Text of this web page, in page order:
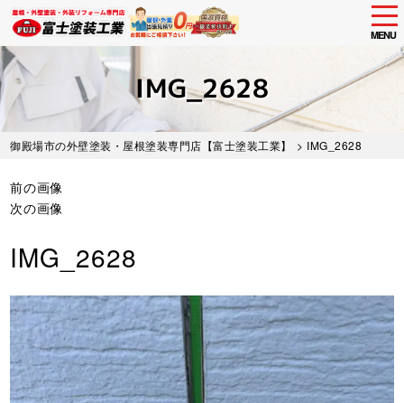
Skip
to
main
content
MENU
IMG_2628
御殿場市の外壁塗装・屋根塗装専門店【富士塗装工業】 > IMG_2628
前の画像
次の画像
IMG_2628